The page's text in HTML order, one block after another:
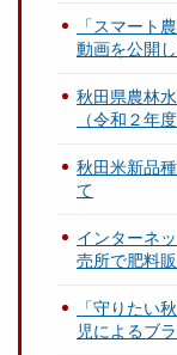
「スマート
動画を公開し
秋田県農林
（令和２年
秋田米新品
て
インターネ
売所で肥料
「守りたい
児によるブ